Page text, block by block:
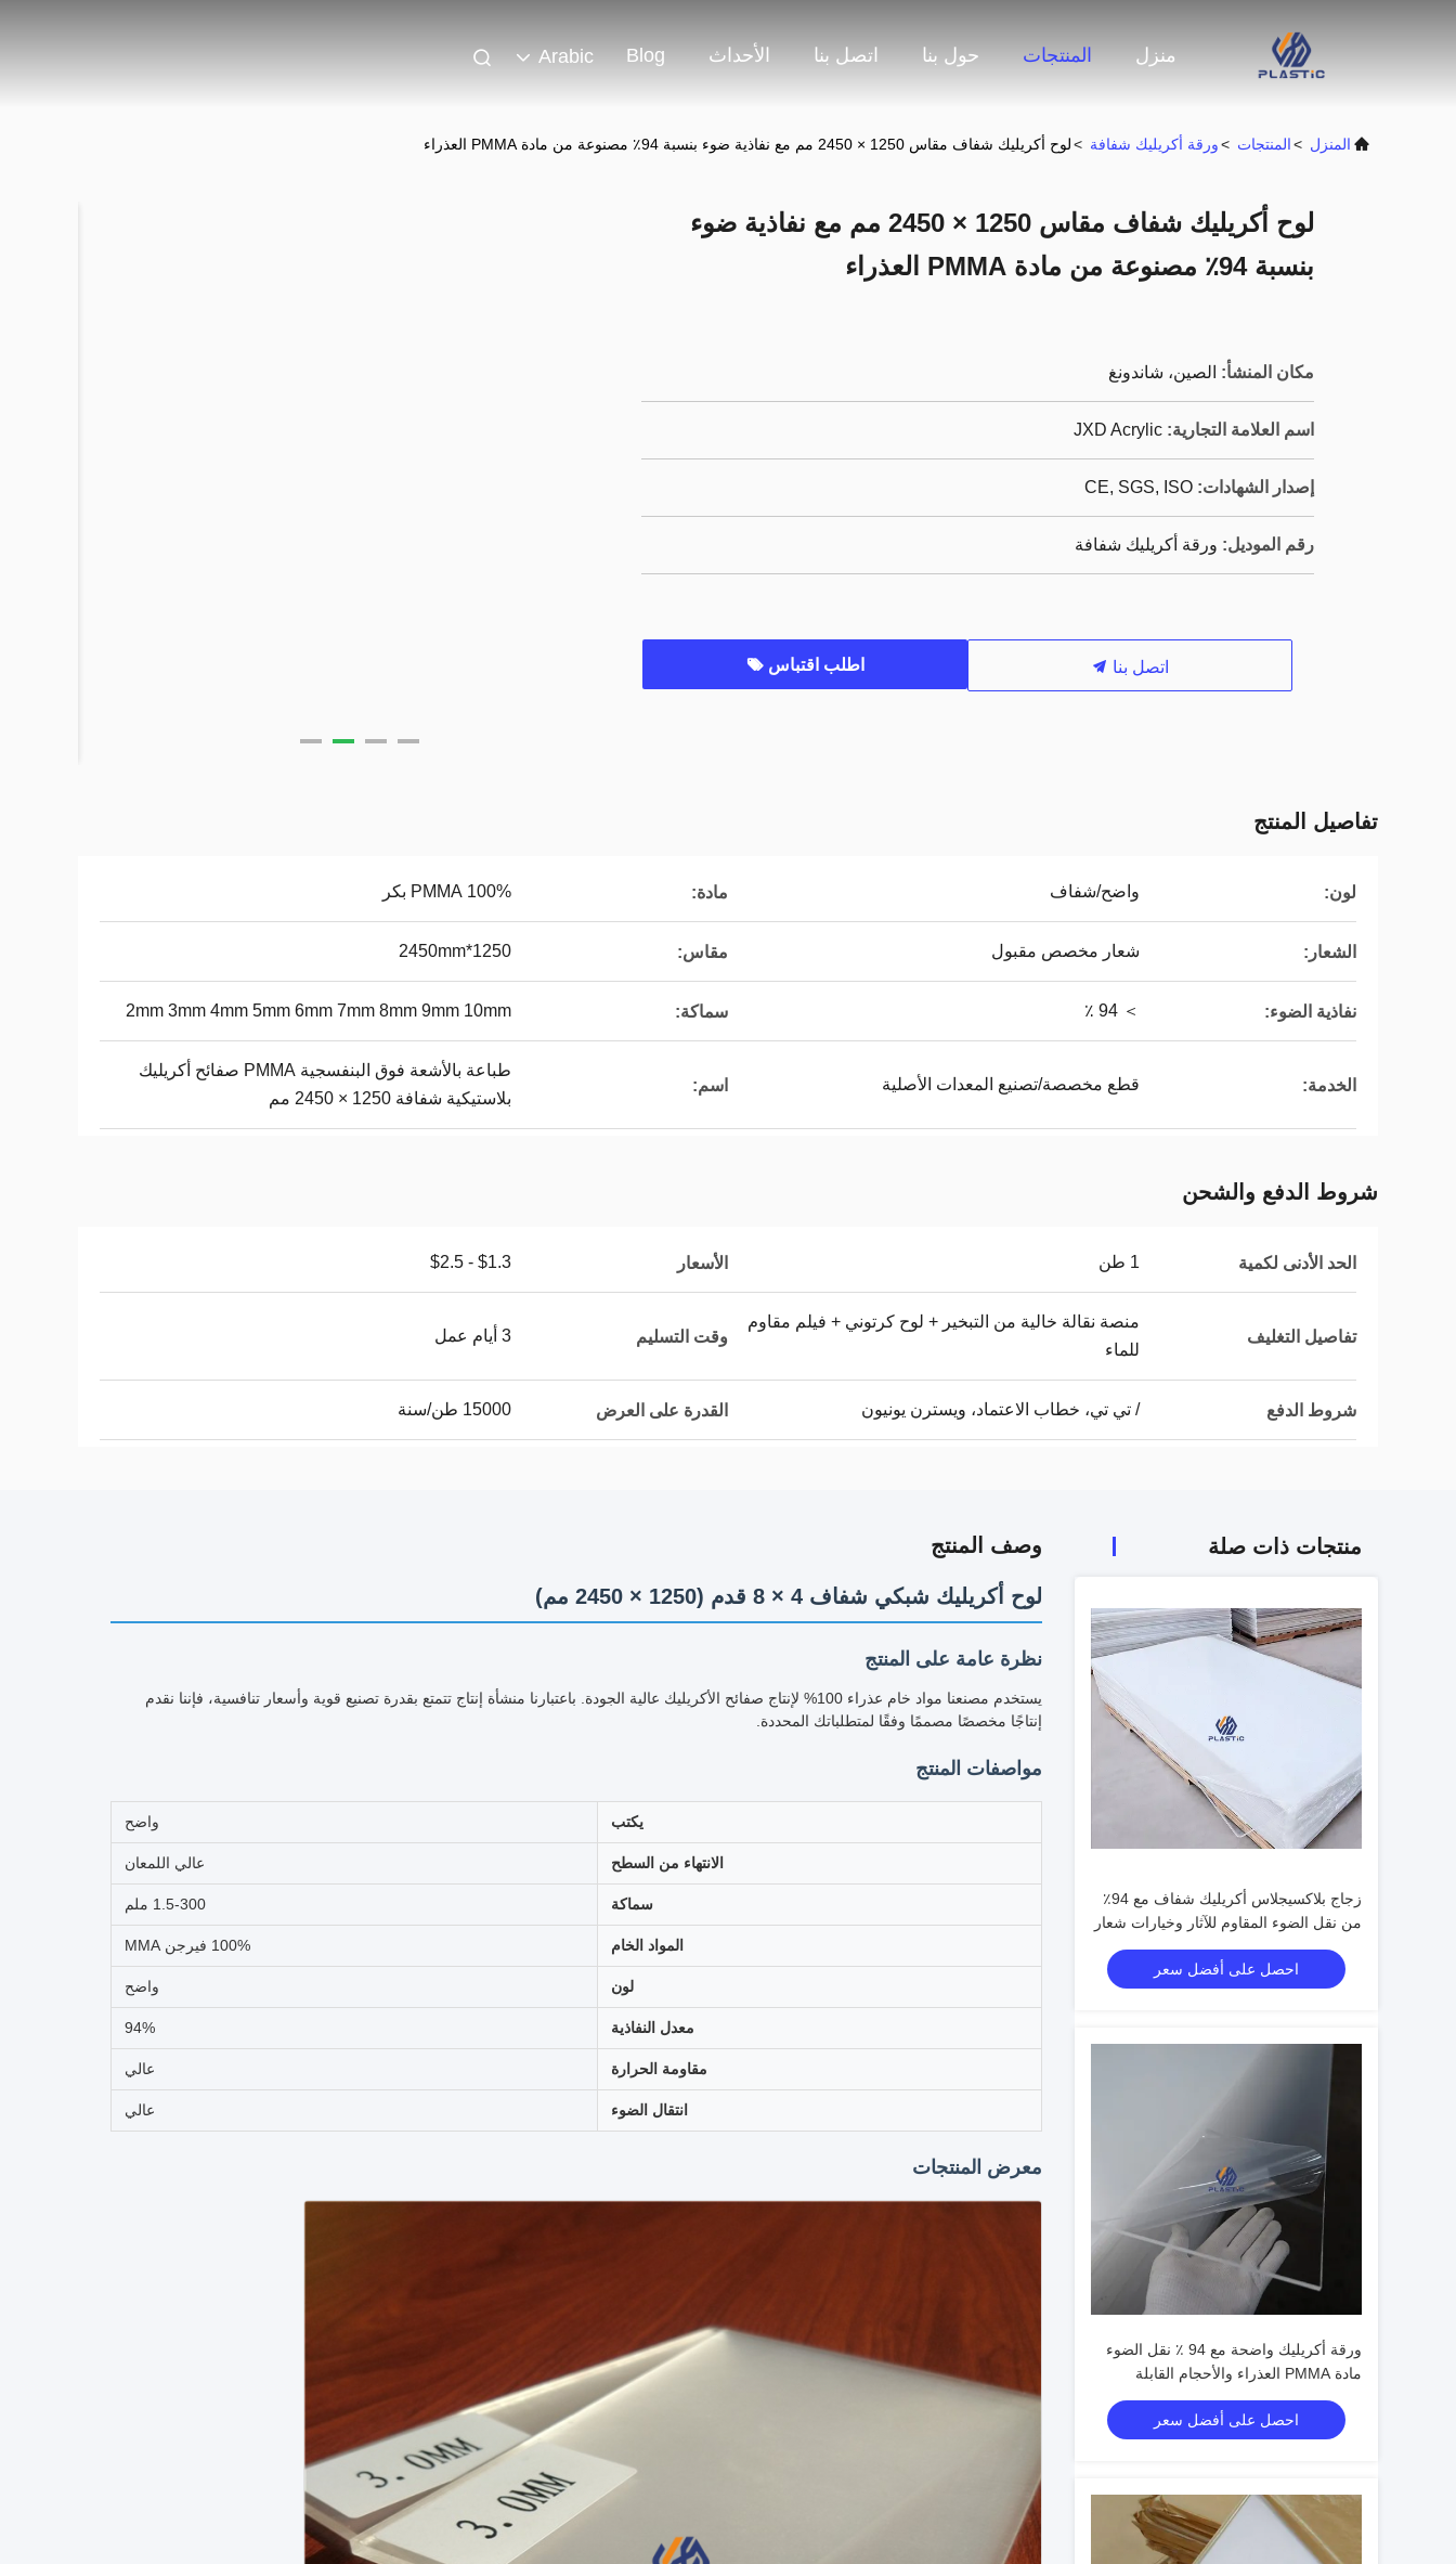
منزل المنتجات حول بنا اتصل بنا الأحداث Blog
Arabic
المنزل >المنتجات >ورقة أكريليك شفافة >لوح أكريليك شفاف مقاس 1250 × 2450 مم مع نفاذية ضوء بنسبة 94٪ مصنوعة من مادة PMMA العذراء
لوح أكريليك شفاف مقاس 1250 × 2450 مم مع نفاذية ضوء
بنسبة 94٪ مصنوعة من مادة PMMA العذراء
مكان المنشأ: الصين، شاندونغ
اسم العلامة التجارية: JXD Acrylic
إصدار الشهادات: CE, SGS, ISO
رقم الموديل: ورقة أكريليك شفافة
اتصل بنا اطلب اقتباس
تفاصيل المنتج
لون: واضح/شفاف مادة: 100% PMMA بكر
الشعار: شعار مخصص مقبول مقاس: 1250*2450mm
نفاذية الضوء: ＞ 94 ٪ سماكة: 2mm 3mm 4mm 5mm 6mm 7mm 8mm 9mm 10mm
الخدمة: قطع مخصصة/تصنيع المعدات الأصلية اسم:
طباعة بالأشعة فوق البنفسجية PMMA صفائح أكريليك
بلاستيكية شفافة 1250 × 2450 مم
شروط الدفع والشحن
الحد الأدنى لكمية 1 طن الأسعار $1.3 - $2.5
تفاصيل التغليف
منصة نقالة خالية من التبخير + لوح كرتوني + فيلم مقاوم
للماء
وقت التسليم 3 أيام عمل
شروط الدفع / تي تي، خطاب الاعتماد، ويسترن يونيون القدرة على العرض 15000 طن/سنة
منتجات ذات صلة
زجاج بلاكسيجلاس أكريليك شفاف مع 94٪
من نقل الضوء المقاوم للآثار وخيارات شعار
مخصصة
احصل على أفضل سعر
ورقة أكريليك واضحة مع 94 ٪ نقل الضوء
مادة PMMA العذراء والأحجام القابلة
للتخصيص
احصل على أفضل سعر
وصف المنتج
لوح أكريليك شبكي شفاف 4 × 8 قدم (1250 × 2450 مم)
نظرة عامة على المنتج
يستخدم مصنعنا مواد خام عذراء 100% لإنتاج صفائح الأكريليك عالية الجودة. باعتبارنا منشأة إنتاج تتمتع بقدرة تصنيع قوية وأسعار تنافسية، فإننا نقدم
إنتاجًا مخصصًا مصممًا وفقًا لمتطلباتك المحددة.
مواصفات المنتج
يكتب واضح
الانتهاء من السطح عالي اللمعان
سماكة 1.5-300 ملم
المواد الخام 100% فيرجن MMA
لون واضح
معدل النفاذية 94%
مقاومة الحرارة عالي
انتقال الضوء عالي
معرض المنتجات